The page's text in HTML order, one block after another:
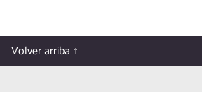
Volver arriba ↑